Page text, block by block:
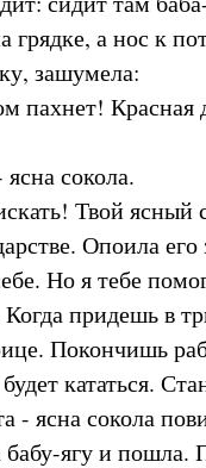
грядке, а нос к
зашумела:
пахнет! Красная
сокола.
Твой ясный
Опоила
Но я тебе
придешь в
Покончишь
кататься.
- ясна сокола
ягу и пошла.